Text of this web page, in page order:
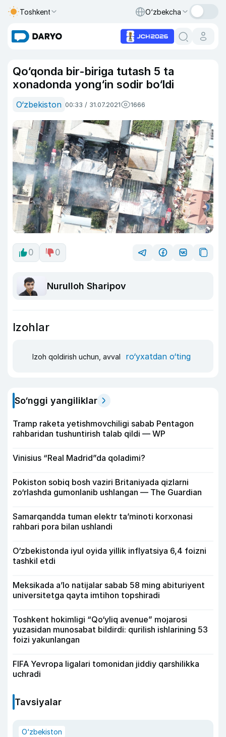
Toshkent O‘zbekcha
Qo‘qonda bir-biriga tutash 5 ta
xonadonda yong‘in sodir bo‘ldi
O‘zbekiston 00:33 / 31.07.2021 1666
0 0
Nurulloh Sharipov
Izohlar
Izoh qoldirish uchun, avval ro‘yxatdan o‘ting
So‘nggi yangiliklar
Tramp raketa yetishmovchiligi sabab Pentagon
rahbaridan tushuntirish talab qildi — WP
Vinisius “Real Madrid”da qoladimi?
Pokiston sobiq bosh vaziri Britaniyada qizlarni
zo‘rlashda gumonlanib ushlangan — The Guardian
Samarqandda tuman elektr ta’minoti korxonasi
rahbari pora bilan ushlandi
O‘zbekistonda iyul oyida yillik inflyatsiya 6,4 foizni
tashkil etdi
Meksikada a’lo natijalar sabab 58 ming abituriyent
universitetga qayta imtihon topshiradi
Toshkent hokimligi “Qo‘yliq avenue” mojarosi
yuzasidan munosabat bildirdi: qurilish ishlarining 53
foizi yakunlangan
FIFA Yevropa ligalari tomonidan jiddiy qarshilikka
uchradi
Tavsiyalar
O‘zbekiston